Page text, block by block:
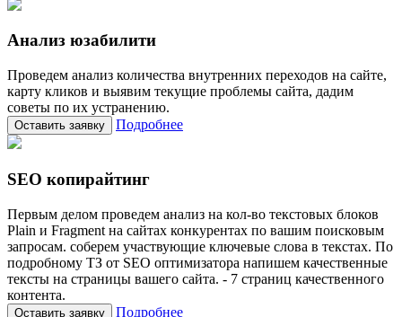
Анализ юзабилити
Проведем анализ количества внутренних переходов на сайте,
карту кликов и выявим текущие проблемы сайта, дадим
советы по их устранению.
Оставить заявку Подробнее
SEO копирайтинг
Первым делом проведем анализ на кол-во текстовых блоков
Plain и Fragment на сайтах конкурентах по вашим поисковым
запросам. соберем участвующие ключевые слова в текстах. По
подробному ТЗ от SEO оптимизатора напишем качественные
тексты на страницы вашего сайта. - 7 страниц качественного
контента.
Оставить заявку
Подробнее